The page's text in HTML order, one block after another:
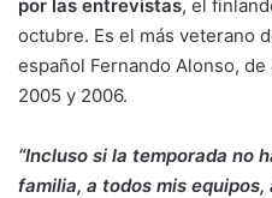
por las entrevistas, el
octubre. Es el más veterano
español Fernando Alonso,
2005 y 2006.
“Incluso si la temporada no
familia, a todos mis